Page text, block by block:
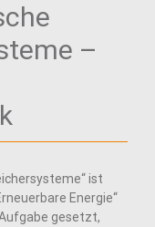
–
ist
Energie“
gesetzt,